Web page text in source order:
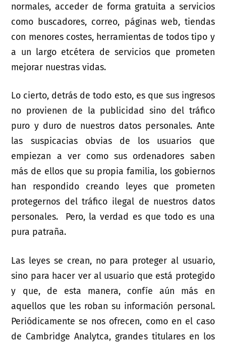
normales, acceder de forma gratuita a servicios
como buscadores, correo, páginas web, tiendas
con menores costes, herramientas de todos tipo y
a un largo etcétera de servicios que prometen
mejorar nuestras vidas.
Lo cierto, detrás de todo esto, es que sus ingresos
no provienen de la publicidad sino del tráfico
puro y duro de nuestros datos personales. Ante
las suspicacias obvias de los usuarios que
empiezan a ver como sus ordenadores saben
más de ellos que su propia familia, los gobiernos
han respondido creando leyes que prometen
protegernos del tráfico ilegal de nuestros datos
personales. Pero, la verdad es que todo es una
pura patraña.
Las leyes se crean, no para proteger al usuario,
sino para hacer ver al usuario que está protegido
y que, de esta manera, confíe aún más en
aquellos que les roban su información personal.
Periódicamente se nos ofrecen, como en el caso
de Cambridge Analytca, grandes titulares en los